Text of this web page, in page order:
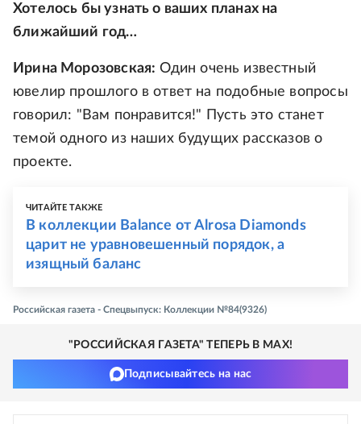
Хотелось бы узнать о ваших планах на
ближайший год…
Ирина Морозовская: Один очень известный
ювелир прошлого в ответ на подобные вопросы
говорил: "Вам понравится!" Пусть это станет
темой одного из наших будущих рассказов о
проекте.
ЧИТАЙТЕ ТАКЖЕ
В коллекции Balance от Alrosa Diamonds
царит не уравновешенный порядок, а
изящный баланс
Российская газета - Спецвыпуск: Коллекции №84(9326)
"РОССИЙСКАЯ ГАЗЕТА" ТЕПЕРЬ В MAX!
Подписывайтесь на нас